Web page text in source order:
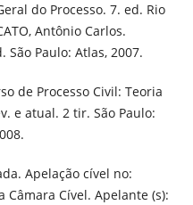
do Processo. 7. ed. Rio
Antônio Carlos.
São Paulo: Atlas, 2007.
de Processo Civil: Teoria
e atual. 2 tir. São Paulo:
Apelação cível no:
Câmara Cível. Apelante (s):